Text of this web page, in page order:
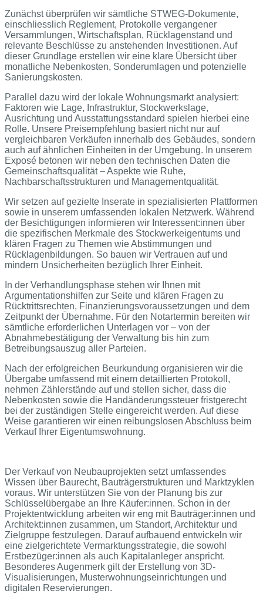
Zunächst überprüfen wir sämtliche STWEG-Dokumente,
einschliesslich Reglement, Protokolle vergangener
Versammlungen, Wirtschaftsplan, Rücklagenstand und
relevante Beschlüsse zu anstehenden Investitionen. Auf
dieser Grundlage erstellen wir eine klare Übersicht über
monatliche Nebenkosten, Sonderumlagen und potenzielle
Sanierungskosten.
Parallel dazu wird der lokale Wohnungsmarkt analysiert:
Faktoren wie Lage, Infrastruktur, Stockwerkslage,
Ausrichtung und Ausstattungsstandard spielen hierbei eine
Rolle. Unsere Preisempfehlung basiert nicht nur auf
vergleichbaren Verkäufen innerhalb des Gebäudes, sondern
auch auf ähnlichen Einheiten in der Umgebung. In unserem
Exposé betonen wir neben den technischen Daten die
Gemeinschaftsqualität – Aspekte wie Ruhe,
Nachbarschaftsstrukturen und Managementqualität.
Wir setzen auf gezielte Inserate in spezialisierten Plattformen
sowie in unserem umfassenden lokalen Netzwerk. Während
der Besichtigungen informieren wir Interessent:innen über
die spezifischen Merkmale des Stockwerkeigentums und
klären Fragen zu Themen wie Abstimmungen und
Rücklagenbildungen. So bauen wir Vertrauen auf und
mindern Unsicherheiten bezüglich Ihrer Einheit.
In der Verhandlungsphase stehen wir Ihnen mit
Argumentationshilfen zur Seite und klären Fragen zu
Rücktrittsrechten, Finanzierungsvoraussetzungen und dem
Zeitpunkt der Übernahme. Für den Notartermin bereiten wir
sämtliche erforderlichen Unterlagen vor – von der
Abnahmebestätigung der Verwaltung bis hin zum
Betreibungsauszug aller Parteien.
Nach der erfolgreichen Beurkundung organisieren wir die
Übergabe umfassend mit einem detaillierten Protokoll,
nehmen Zählerstände auf und stellen sicher, dass die
Nebenkosten sowie die Handänderungssteuer fristgerecht
bei der zuständigen Stelle eingereicht werden. Auf diese
Weise garantieren wir einen reibungslosen Abschluss beim
Verkauf Ihrer Eigentumswohnung.
Der Verkauf von Neubauprojekten setzt umfassendes
Wissen über Baurecht, Bauträgerstrukturen und Marktzyklen
voraus. Wir unterstützen Sie von der Planung bis zur
Schlüsselübergabe an Ihre Käufer:innen. Schon in der
Projektentwicklung arbeiten wir eng mit Bauträger:innen und
Architekt:innen zusammen, um Standort, Architektur und
Zielgruppe festzulegen. Darauf aufbauend entwickeln wir
eine zielgerichtete Vermarktungsstrategie, die sowohl
Erstbezüger:innen als auch Kapitalanleger anspricht.
Besonderes Augenmerk gilt der Erstellung von 3D-
Visualisierungen, Musterwohnungseinrichtungen und
digitalen Reservierungen.